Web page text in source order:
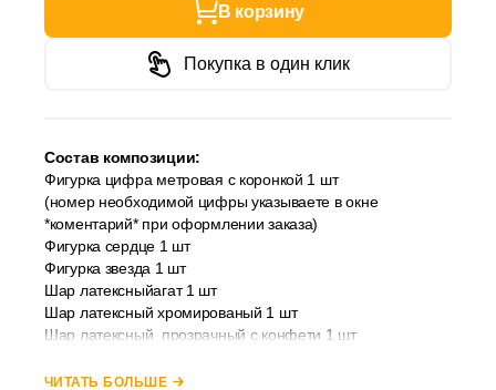
В корзину
Покупка в один клик
Состав композиции:
Фигурка цифра метровая с коронкой 1 шт
(номер необходимой цифры указываете в окне
*коментарий* при оформлении заказа)
Фигурка сердце 1 шт
Фигурка звезда 1 шт
Шар латексныйагат 1 шт
Шар латексный хромированый 1 шт
Шар латексный прозрачный с конфети 1 шт
Грузик 2 шт
ЧИТАТЬ БОЛЬШЕ